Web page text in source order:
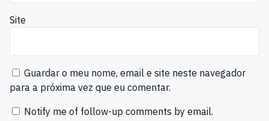
Site
Guardar o meu nome, email e site neste navegador
para a próxima vez que eu comentar.
Notify me of follow-up comments by email.